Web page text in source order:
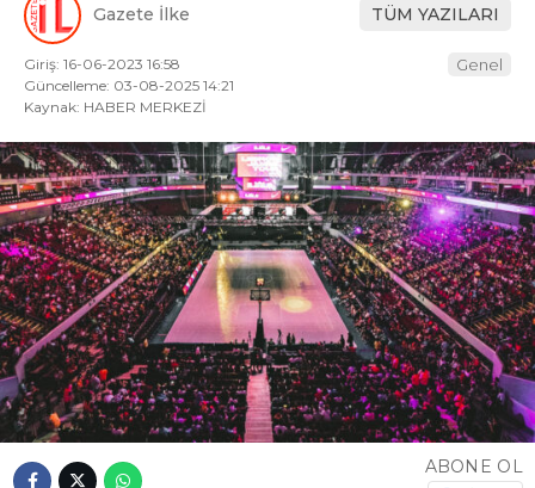
Gazete İlke TÜM YAZILARI
Giriş: 16-06-2023 16:58
Güncelleme: 03-08-2025 14:21
Kaynak: HABER MERKEZİ
Genel
ABONE OL